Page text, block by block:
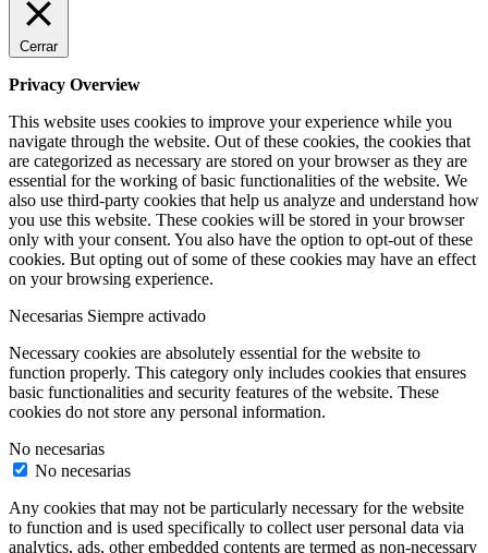
Cerrar
Privacy Overview
This website uses cookies to improve your experience while you
navigate through the website. Out of these cookies, the cookies that
are categorized as necessary are stored on your browser as they are
essential for the working of basic functionalities of the website. We
also use third-party cookies that help us analyze and understand how
you use this website. These cookies will be stored in your browser
only with your consent. You also have the option to opt-out of these
cookies. But opting out of some of these cookies may have an effect
on your browsing experience.
Necesarias Siempre activado
Necessary cookies are absolutely essential for the website to
function properly. This category only includes cookies that ensures
basic functionalities and security features of the website. These
cookies do not store any personal information.
No necesarias
No necesarias
Any cookies that may not be particularly necessary for the website
to function and is used specifically to collect user personal data via
analytics, ads, other embedded contents are termed as non-necessary